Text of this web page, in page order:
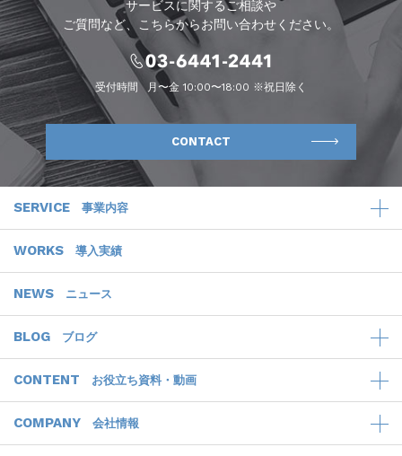
サービスに関するご相談や
ご質問など、こちらからお問い合わせください。
受付時間 月〜金 10:00〜18:00 ※祝日除く
CONTACT
SERVICE 事業内容
WORKS 導入実績
NEWS ニュース
BLOG ブログ
CONTENT お役立ち資料・動画
COMPANY 会社情報